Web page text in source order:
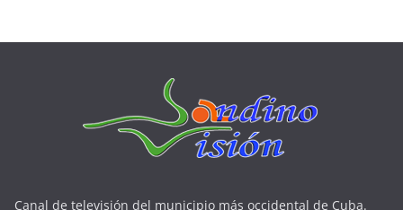
Canal de televisión del municipio más occidental de Cuba.